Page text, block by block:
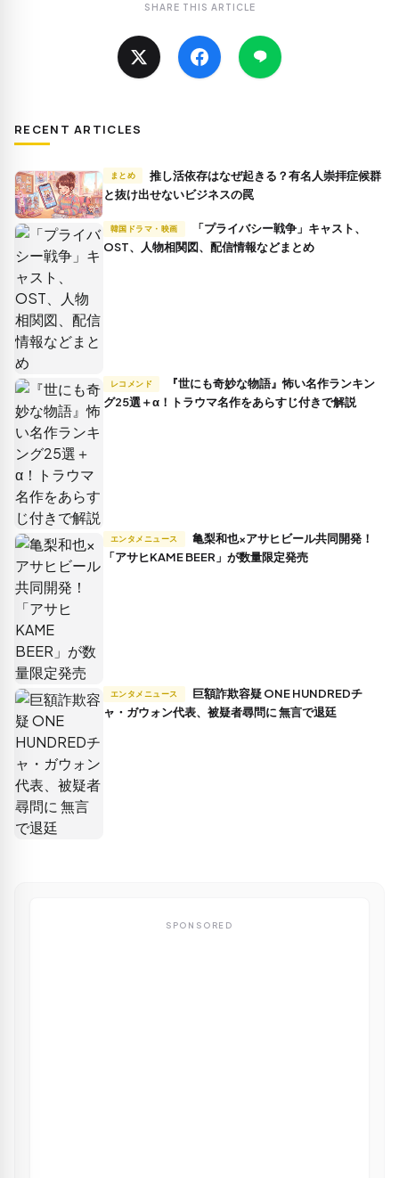
SHARE THIS ARTICLE
RECENT ARTICLES
まとめ
推し活依存はなぜ起きる？有名人崇拝症候群
と抜け出せないビジネスの罠
韓国ドラマ・映画
OST、人物相関図、配信情報などまとめ
レコメンド
グ25選＋α！トラウマ名作をあらすじ付きで解説
エンタメニュース
「アサヒKAME BEER」が数量限定発売
エンタメニュース
ャ・ガウォン代表、被疑者尋問に 無言で退廷
SPONSORED